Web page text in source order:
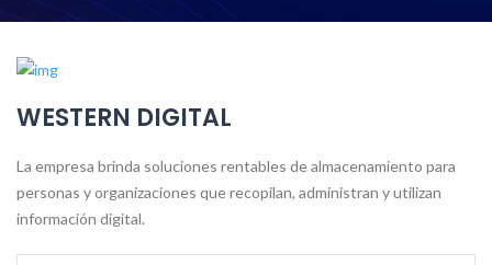
WESTERN DIGITAL
La empresa brinda soluciones rentables de almacenamiento para
personas y organizaciones que recopilan, administran y utilizan
información digital.